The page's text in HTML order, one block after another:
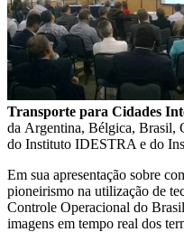
Transporte para Cidades
da Argentina, Bélgica, Brasil,
do Instituto IDESTRA e do
Em sua apresentação sobre
pioneirismo na utilização de
Controle Operacional do
imagens em tempo real dos